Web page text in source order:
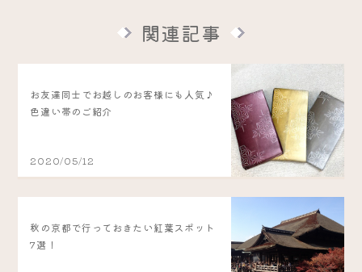
関連記事
お友達同士でお越しのお客様にも人気♪
色違い帯のご紹介
2020/05/12
秋の京都で行っておきたい紅葉スポット
7選！